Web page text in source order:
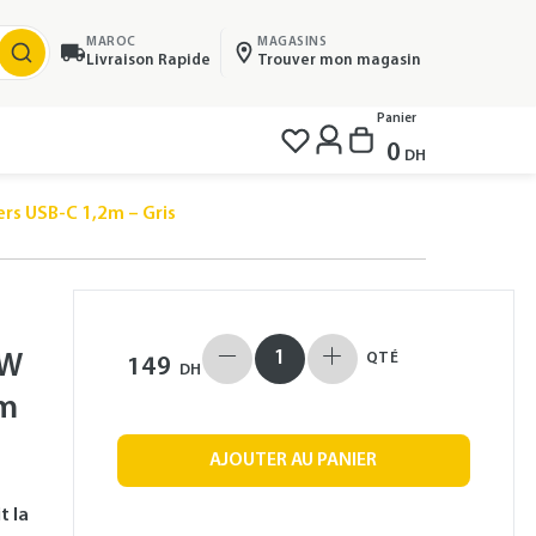
MAROC
Livraison Rapide
MAGASINS
Trouver mon magasin
Panier
0 DH
USB-C 1,2m – Gris
la
149 DH
QTÉ
AJOUTER AU PANIER